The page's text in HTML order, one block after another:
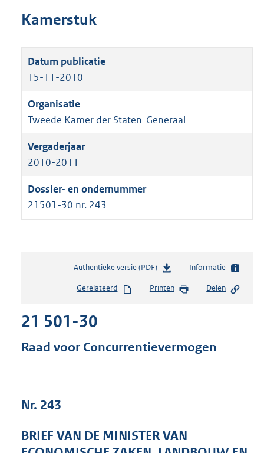
Kamerstuk
15-11-2010
Tweede Kamer der Staten-Generaal
2010-2011
21501-30 nr. 243
Authentieke versie (PDF)b
s
s
e
Informatie
Gerelateerd Printen Delen
21 501-30
Raad voor Concurrentievermogen
Nr. 243
BRIEF VAN DE MINISTER VAN